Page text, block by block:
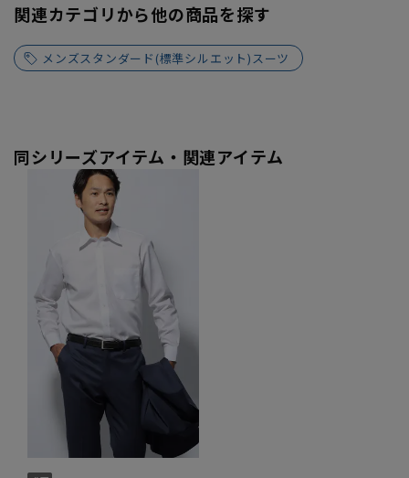
関連カテゴリから他の商品を探す
メンズスタンダード(標準シルエット)スーツ
同シリーズアイテム・関連アイテム